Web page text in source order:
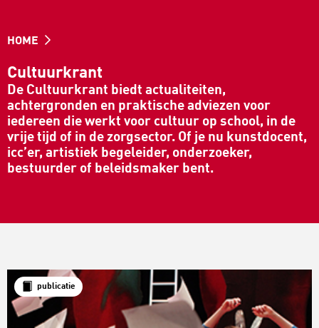
HOME
Cultuurkrant
De Cultuurkrant biedt actualiteiten,
achtergronden en praktische adviezen voor
iedereen die werkt voor cultuur op school, in de
vrije tijd of in de zorgsector. Of je nu kunstdocent,
icc’er, artistiek begeleider, onderzoeker,
bestuurder of beleidsmaker bent.
publicatie